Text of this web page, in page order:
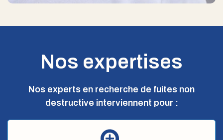
Nos expertises
Nos experts en recherche de fuites non
destructive interviennent pour :